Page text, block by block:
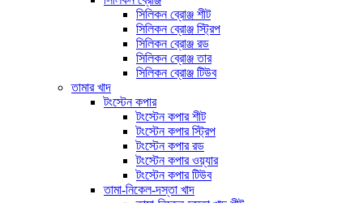
সিলিকন ব্রোঞ্জ শীট
সিলিকন ব্রোঞ্জ স্ট্রিপ
সিলিকন ব্রোঞ্জ রড
সিলিকন ব্রোঞ্জ তার
সিলিকন ব্রোঞ্জ টিউব
তামার খাদ
টংস্টেন কপার
টংস্টেন কপার শীট
টংস্টেন কপার স্ট্রিপ
টংস্টেন কপার রড
টংস্টেন কপার ওয়্যার
টংস্টেন কপার টিউব
তামা-নিকেল-দস্তা খাদ